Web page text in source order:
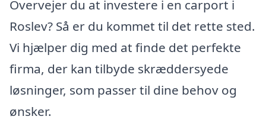
Overvejer du at investere i en carport i
Roslev? Så er du kommet til det rette sted.
Vi hjælper dig med at finde det perfekte
firma, der kan tilbyde skræddersyede
løsninger, som passer til dine behov og
ønsker.